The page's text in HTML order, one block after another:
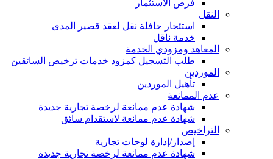
فرص الاستثمار
النقل
استئجار حافلة نقل لعقد قصير المدى
خدمة ناقل
المعاهد ومزودي الخدمة
طلب التسجيل كمزود خدمات ترخيص السائقين
الموردين
تأهيل الموردين
عدم الممانعة
شهادة عدم ممانعة لرخصة تجارية جديدة
شهادة عدم ممانعة لاستقدام سائق
التراخيص
إصدار/إدارة لوحات تجارية
شهادة عدم ممانعة لرخصة تجارية جديدة